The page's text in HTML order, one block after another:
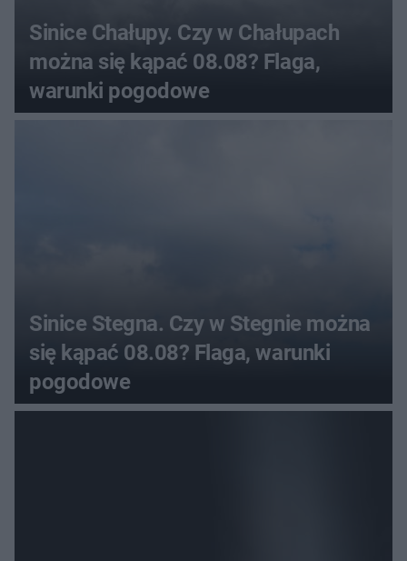
Sinice Chałupy. Czy w Chałupach
można się kąpać 08.08? Flaga,
warunki pogodowe
Sinice Stegna. Czy w Stegnie można
się kąpać 08.08? Flaga, warunki
pogodowe